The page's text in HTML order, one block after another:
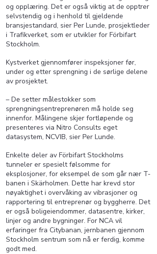
og opplæring. Det er også viktig at de opptrer
selvstendig og i henhold til gjeldende
bransjestandard, sier Per Lunde, prosjektleder
i Trafikverket, som er utvikler for Förbifart
Stockholm.
Kystverket gjennomfører inspeksjoner før,
under og etter sprengning i de sørlige delene
av prosjektet.
– De setter målestokker som
sprengningsentreprenøren må holde seg
innenfor. Målingene skjer fortløpende og
presenteres via Nitro Consults eget
datasystem, NCVIB, sier Per Lunde.
Enkelte deler av Förbifart Stockholms
tunneler er spesielt følsomme for
eksplosjoner, for eksempel de som går nær T-
banen i Skärholmen. Dette har krevd stor
nøyaktighet i overvåking av vibrasjoner og
rapportering til entreprenør og byggherre. Det
er også boligeiendommer, datasentre, kirker,
linjer og andre bygninger. For NCA vil
erfaringer fra Citybanan, jernbanen gjennom
Stockholm sentrum som nå er ferdig, komme
godt med.